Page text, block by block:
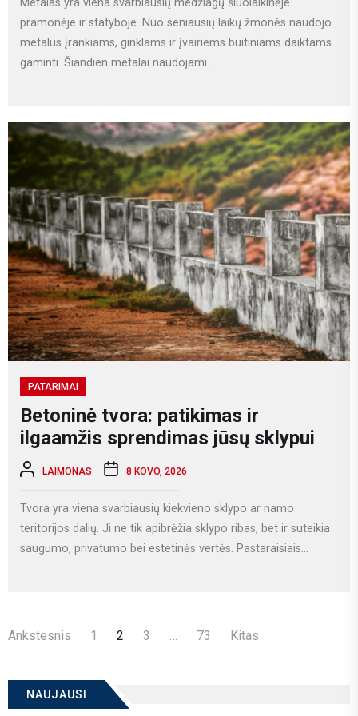
Metalas yra viena svarbiausių medžiagų šiuolaikinėje
pramonėje ir statyboje. Nuo seniausių laikų žmonės naudojo
metalus įrankiams, ginklams ir įvairiems buitiniams daiktams
gaminti. Šiandien metalai naudojami...
PATARIMAI
Betoninė tvora: patikimas ir
ilgaamžis sprendimas jūsų sklypui
LAIMONAS 8 KOVO, 2026
Tvora yra viena svarbiausių kiekvieno sklypo ar namo
teritorijos dalių. Ji ne tik apibrėžia sklypo ribas, bet ir suteikia
saugumo, privatumo bei estetinės vertės. Pastaraisiais...
Įrašų
Ankstesnis 1 2 3 … 73 Kitas
NAUJAUSI